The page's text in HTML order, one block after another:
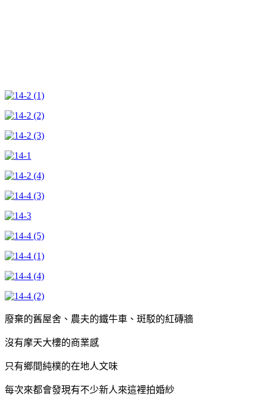
廢棄的舊屋舍、農夫的鐵牛車、斑駁的紅磚牆
沒有摩天大樓的商業感
只有鄉間純樸的在地人文味
每次來都會發現有不少新人來這裡拍婚紗